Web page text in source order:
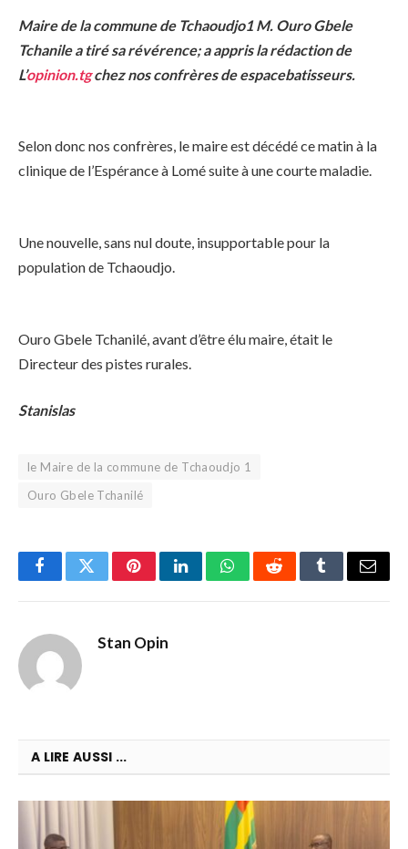
Maire de la commune de Tchaoudjo1 M. Ouro Gbele
Tchanile a tiré sa révérence; a appris la rédaction de
L’opinion.tgchez nos confrères de espacebatisseurs.
Selon donc nos confrères, le maire est décédé ce matin à la
clinique de l’Espérance à Lomé suite à une courte maladie.
Une nouvelle, sans nul doute, insupportable pour la
population de Tchaoudjo.
Ouro Gbele Tchanilé, avant d’être élu maire, était le
Directeur des pistes rurales.
Stanislas
le Maire de la commune de Tchaoudjo 1
Ouro Gbele Tchanilé
FacebookTwitterPinterestLinkedInWhatsAppRedditTumblrEmail
Stan Opin
A LIRE AUSSI ...